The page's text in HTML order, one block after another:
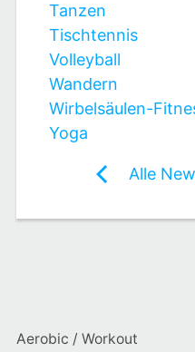
Tanzen
Tischtennis
Volleyball
Wandern
Wirbelsäulen-
Yoga
News:
FR
Alle
Aerobic / Workout